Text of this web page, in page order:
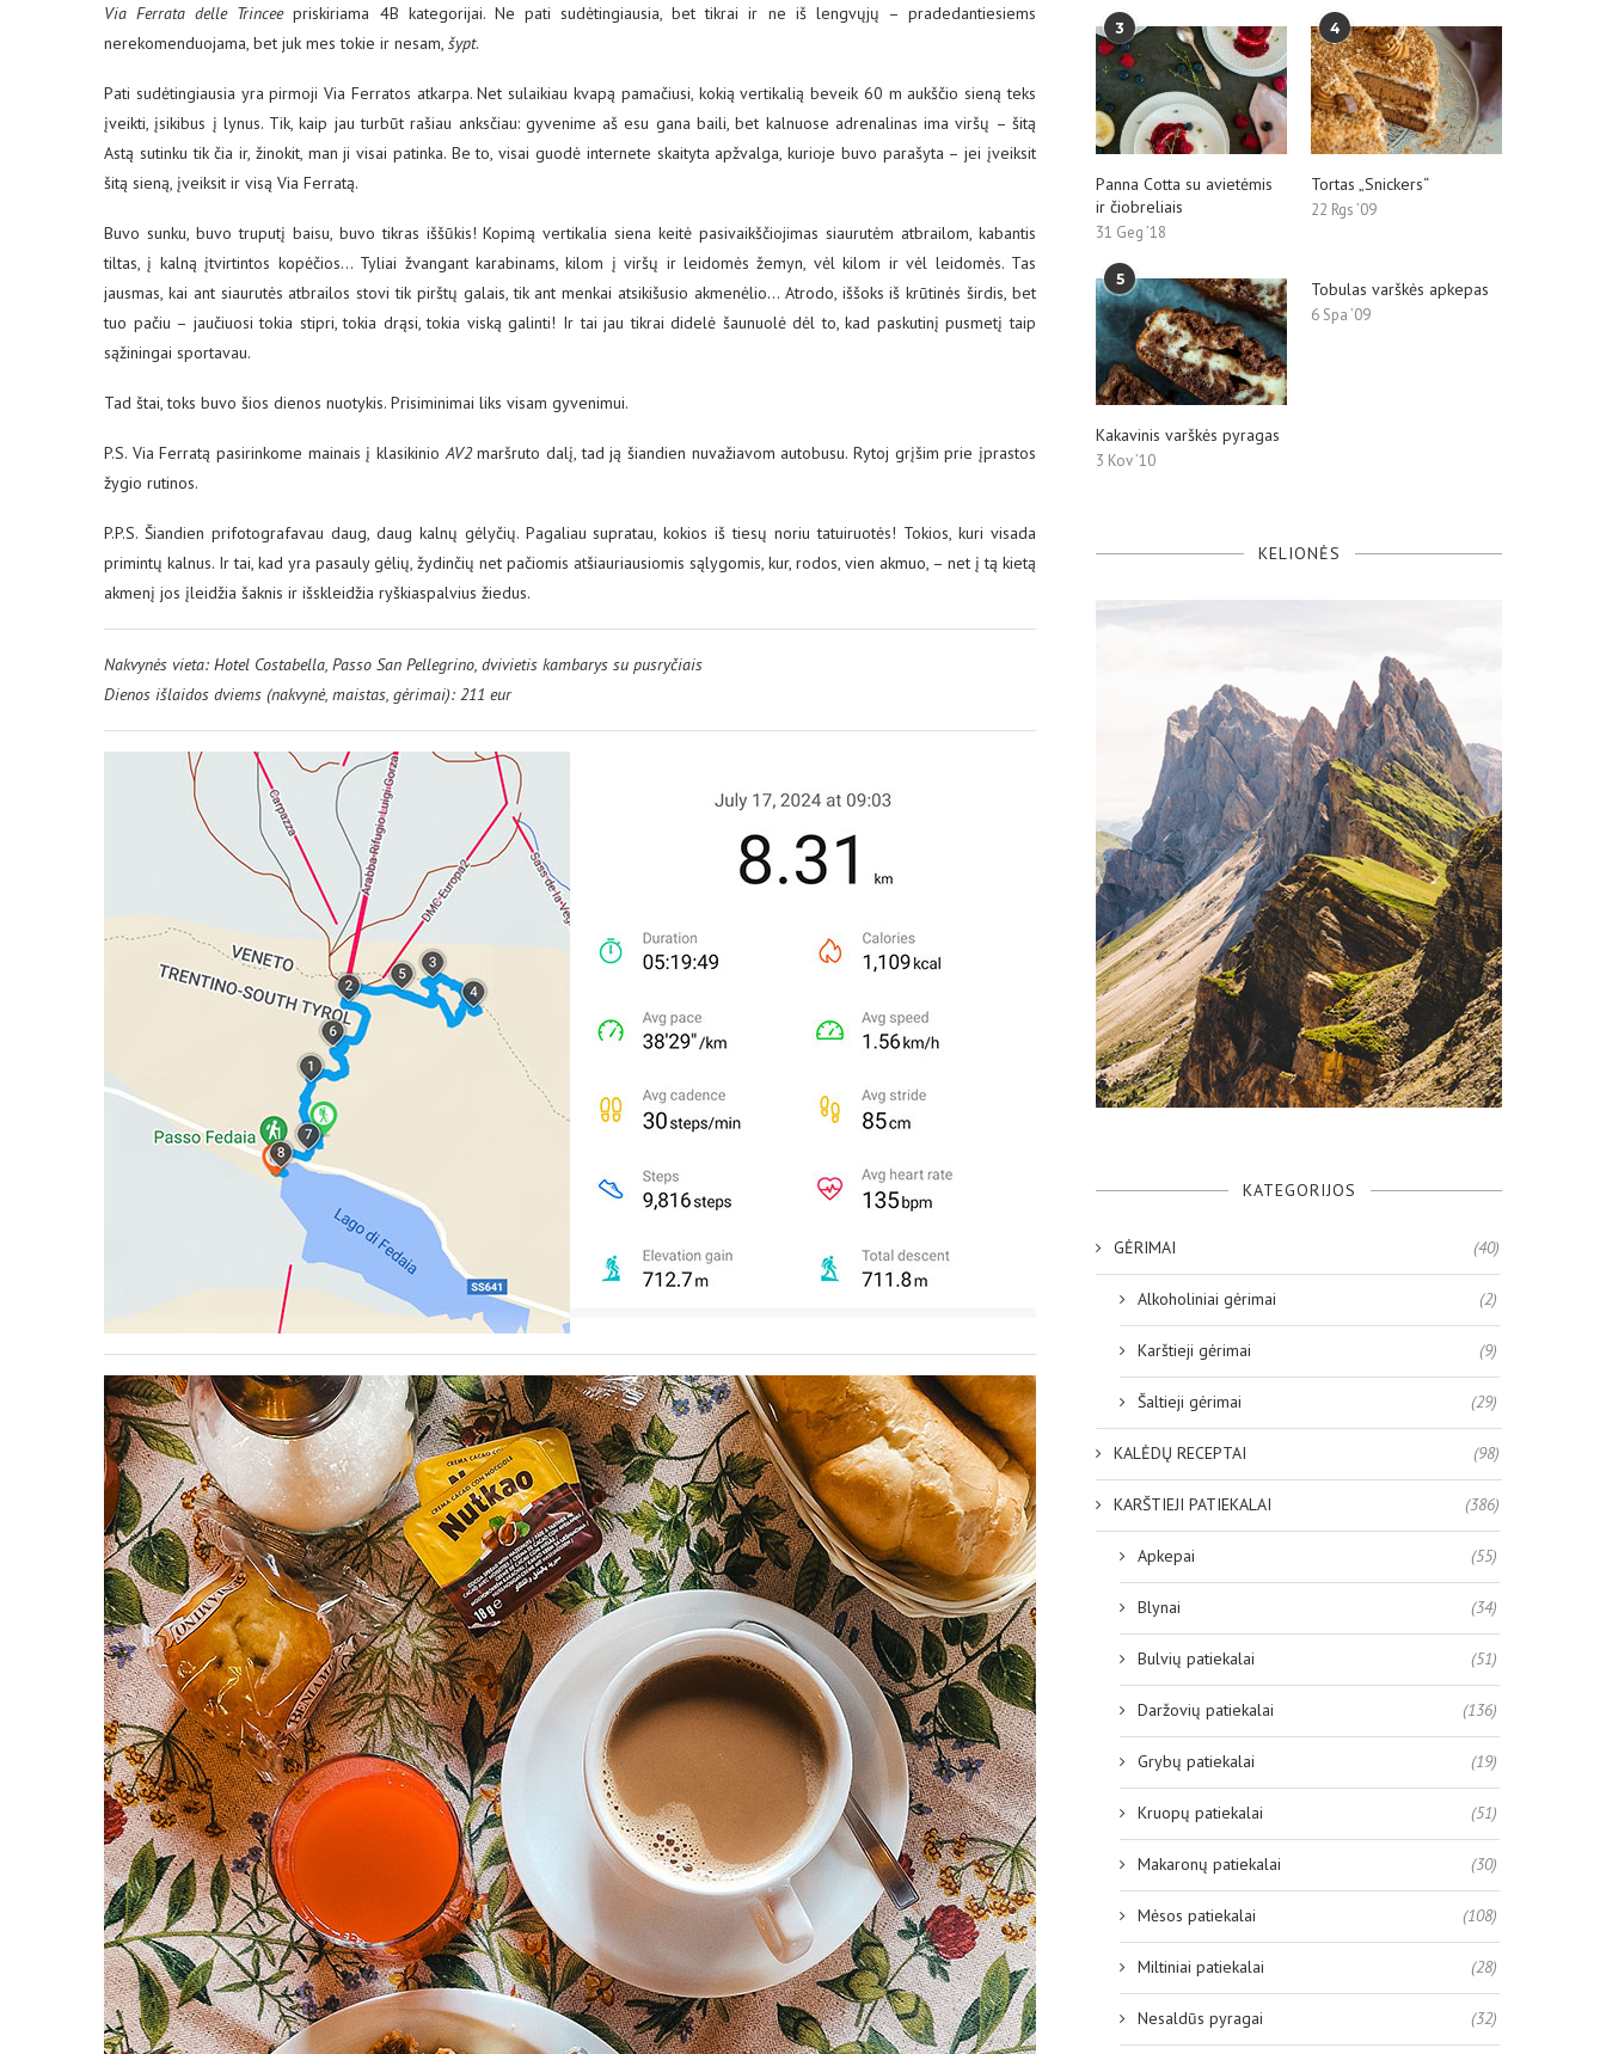
Via Ferrata delle Trinceepriskiriama 4B kategorijai. Ne pati sudėtingiausia, bet tikrai ir ne iš lengvųjų – pradedantiesiems
nerekomenduojama, bet juk mes tokie ir nesam, šypt.
Pati sudėtingiausia yra pirmoji Via Ferratos atkarpa. Net sulaikiau kvapą pamačiusi, kokią vertikalią beveik 60 m aukščio sieną teks
įveikti, įsikibus į lynus. Tik, kaip jau turbūt rašiau anksčiau: gyvenime aš esu gana baili, bet kalnuose adrenalinas ima viršų – šitą
Astą sutinku tik čia ir, žinokit, man ji visai patinka. Be to, visai guodė internete skaityta apžvalga, kurioje buvo parašyta – jei įveiksit
šitą sieną, įveiksit ir visą Via Ferratą.
Buvo sunku, buvo truputį baisu, buvo tikras iššūkis! Kopimą vertikalia siena keitė pasivaikščiojimas siaurutėm atbrailom, kabantis
tiltas, į kalną įtvirtintos kopėčios… Tyliai žvangant karabinams, kilom į viršų ir leidomės žemyn, vėl kilom ir vėl leidomės. Tas
jausmas, kai ant siaurutės atbrailos stovi tik pirštų galais, tik ant menkai atsikišusio akmenėlio… Atrodo, iššoks iš krūtinės širdis, bet
tuo pačiu – jaučiuosi tokia stipri, tokia drąsi, tokia viską galinti! Ir tai jau tikrai didelė šaunuolė dėl to, kad paskutinį pusmetį taip
sąžiningai sportavau.
Tad štai, toks buvo šios dienos nuotykis. Prisiminimai liks visam gyvenimui.
P.S. Via Ferratą pasirinkome mainais į klasikinio AV2maršruto dalį, tad ją šiandien nuvažiavom autobusu. Rytoj grįšim prie įprastos
žygio rutinos.
P.P.S. Šiandien prifotografavau daug, daug kalnų gėlyčių. Pagaliau supratau, kokios iš tiesų noriu tatuiruotės! Tokios, kuri visada
primintų kalnus. Ir tai, kad yra pasauly gėlių, žydinčių net pačiomis atšiauriausiomis sąlygomis, kur, rodos, vien akmuo, – net į tą kietą
akmenį jos įleidžia šaknis ir išskleidžia ryškiaspalvius žiedus.
Nakvynės vieta: Hotel Costabella, Passo San Pellegrino, dvivietis kambarys su pusryčiais
Dienos išlaidos dviems (nakvynė, maistas, gėrimai): 211 eur
3
Panna Cotta su avietėmis
ir čiobreliais
31 Geg ’18
4
Tortas „Snickers“
22 Rgs ’09
5
Kakavinis varškės pyragas
3 Kov ’10
Tobulas varškės apkepas
6 Spa ’09
KELIONĖS
KATEGORIJOS
GĖRIMAI (40)
Alkoholiniai gėrimai (2)
Karštieji gėrimai (9)
Šaltieji gėrimai (29)
KALĖDŲ RECEPTAI (98)
KARŠTIEJI PATIEKALAI (386)
Apkepai (55)
Blynai (34)
Bulvių patiekalai (51)
Daržovių patiekalai (136)
Grybų patiekalai (19)
Kruopų patiekalai (51)
Makaronų patiekalai (30)
Mėsos patiekalai (108)
Miltiniai patiekalai (28)
Nesaldūs pyragai (32)